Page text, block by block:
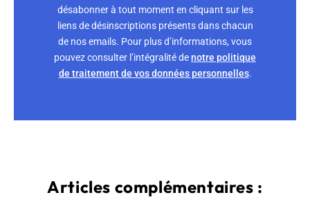
désabonner à tout moment en cliquant sur les
liens de désinscriptions présents dans chacun
de nos emails. Pour plus d’informations, vous
pouvez consulter l’intégralité denotre politique
de traitement de vos données personnelles.
Articles complémentaires :